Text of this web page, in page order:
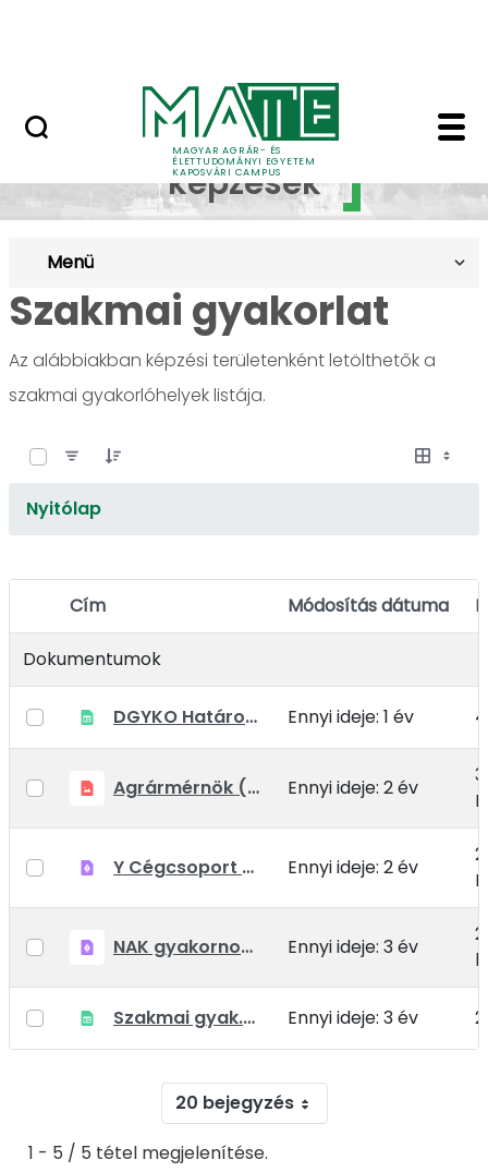
MAGYAR AGRÁR- ÉS
ÉLETTUDOMÁNYI EGYETEM
KAPOSVÁRI CAMPUS
Szakmai gyakorlat -
Duális
képzések
Menü
Szakmai gyakorlat
Az alábbiakban képzési területenként letölthetők a
szakmai gyakorlóhelyek listája.
Nyitólap
Elem kiválasztása
Cím Módosítás dátuma
Dokumentumok
DGYKO Határozatlan Együttműködési megállapodások Ennyi ideje: 1 év
Agrármérnök (Bács-Tak) Ennyi ideje: 2 év
Y Cégcsoport agrármérnököket keres Ennyi ideje: 2 év
NAK gyakornok toborzó.pdf Ennyi ideje: 3 év
Szakmai gyak.helyek _18_22_Gazdasági terület.xlsx Ennyi ideje: 3 év
20 bejegyzés
1 - 5 / 5 tétel megjelenítése.